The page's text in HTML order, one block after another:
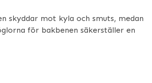
skyddar mot kyla och smuts, medan
för bakbenen säkerställer en